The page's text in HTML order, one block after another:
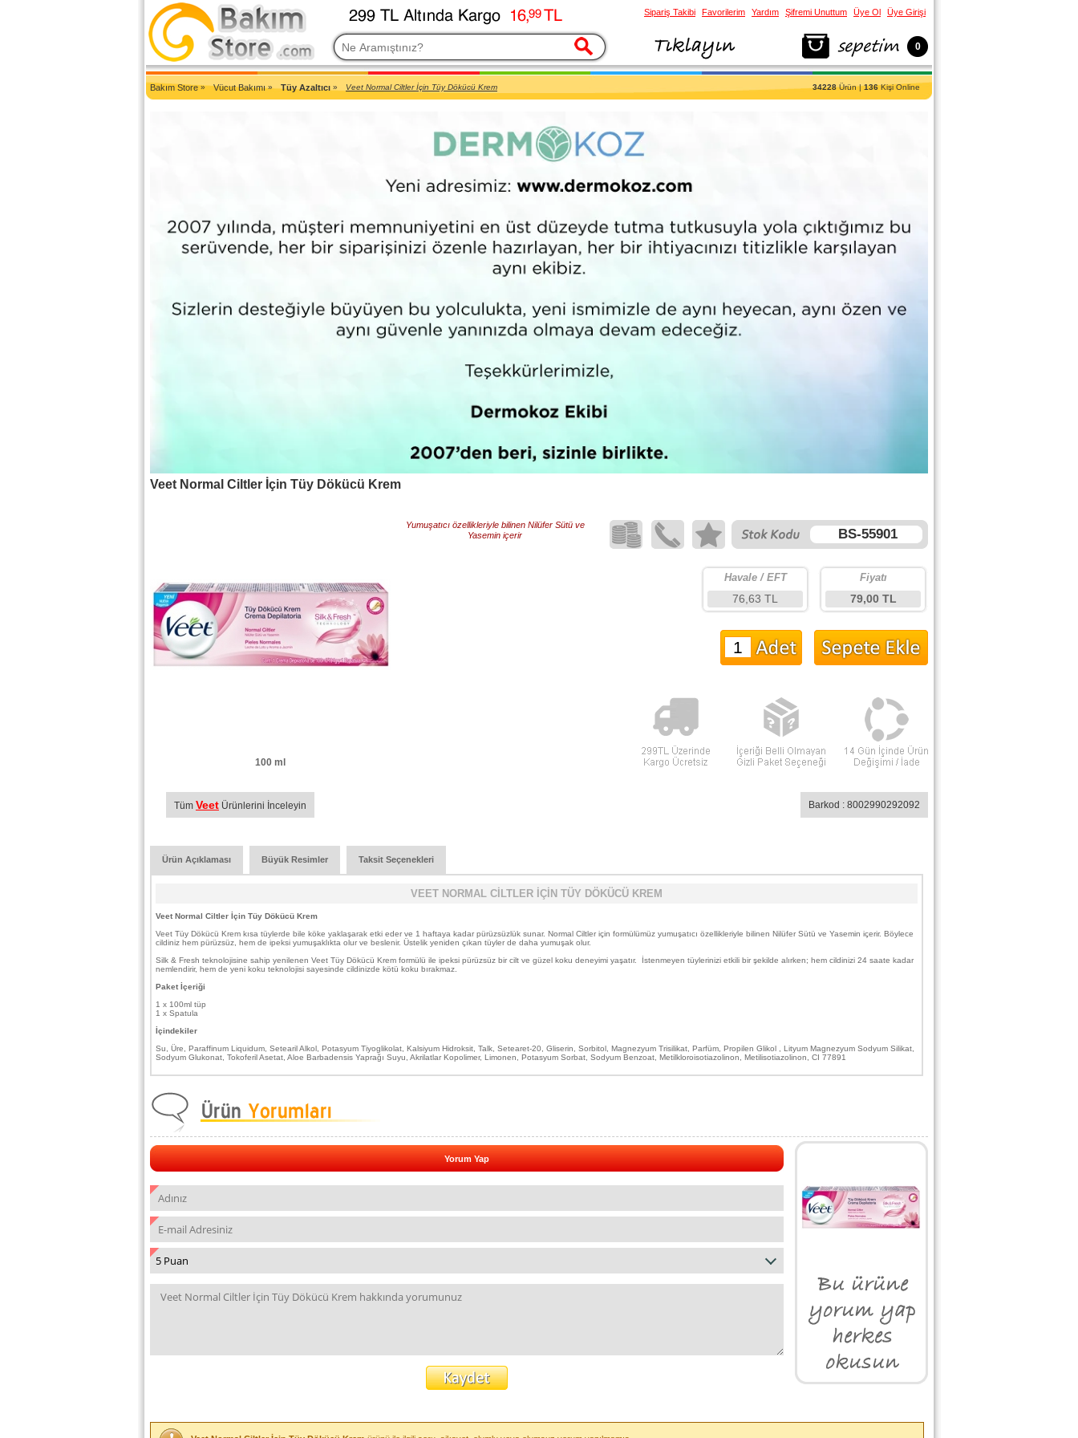
2007'den Beri Türkiye'nin En Güncel Bakım Ürünleri Eczane Sitesi
Bakım Store» Vücut Bakımı» Tüy Azaltıcı » Veet Normal Ciltler İçin Tüy Dökücü Krem 34228Ürün |136Kişi Online
Veet Normal Ciltler İçin Tüy Dökücü Krem
100 ml
Yumuşatıcı özellikleriyle bilinen Nilüfer Sütü ve
Yasemin içerir
BS-55901
Fiyatı
79,00 TL
Havale / EFT
76,63 TL
Tüm Veet Ürünlerini İnceleyin Barkod : 8002990292092
Ürün Açıklaması Büyük Resimler Taksit Seçenekleri
VEET NORMAL CİLTLER İÇİN TÜY DÖKÜCÜ KREM
Veet Normal Ciltler İçin Tüy Dökücü Krem
Veet Tüy Dökücü Krem kısa tüylerde bile köke yaklaşarak etki eder ve 1 haftaya kadar pürüzsüzlük sunar. Normal Ciltler için formülümüz yumuşatıcı özellikleriyle bilinen Nilüfer Sütü ve Yasemin içerir. Böylece
cildiniz hem pürüzsüz, hem de ipeksi yumuşaklıkta olur ve beslenir. Üstelik yeniden çıkan tüyler de daha yumuşak olur.
Silk & Fresh teknolojisine sahip yenilenen Veet Tüy Dökücü Krem formülü ile ipeksi pürüzsüz bir cilt ve güzel koku deneyimi yaşatır. İstenmeyen tüylerinizi etkili bir şekilde alırken; hem cildinizi 24 saate kadar
nemlendirir, hem de yeni koku teknolojisi sayesinde cildinizde kötü koku bırakmaz.
Paket İçeriği
1 x 100ml tüp
1 x Spatula
İçindekiler
Su, Üre, Paraffinum Liquidum, Setearil Alkol, Potasyum Tiyoglikolat, Kalsiyum Hidroksit, Talk, Setearet-20, Gliserin, Sorbitol, Magnezyum Trisilikat, Parfüm, Propilen Glikol , Lityum Magnezyum Sodyum Silikat,
Sodyum Glukonat, Tokoferil Asetat, Aloe Barbadensis Yaprağı Suyu, Akrilatlar Kopolimer, Limonen, Potasyum Sorbat, Sodyum Benzoat, Metilkloroisotiazolinon, Metilisotiazolinon, CI 77891
Yorum Yap
Sipariş Takibi Favorilerim Yardım Şifremi Unuttum Üye Ol Üye Girişi
0